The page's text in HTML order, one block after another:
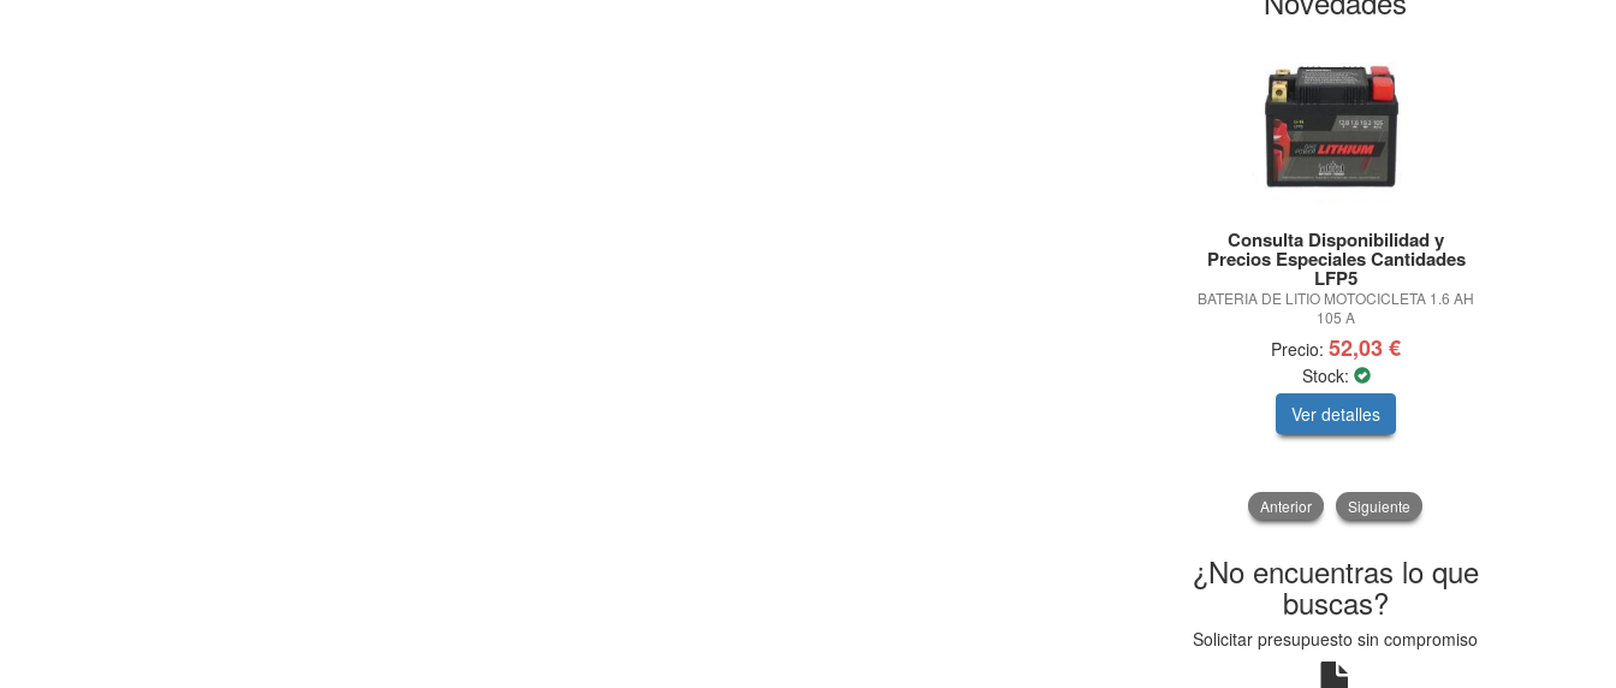
Consulta Disponibilidad y
Precios Especiales Cantidades
LFP5
BATERIA DE LITIO MOTOCICLETA 1.6 AH
105 A
Precio: 52,03 €
Stock:
Ver detalles
Anterior Siguiente
¿No encuentras lo que
buscas?
Solicitar presupuesto sin compromiso